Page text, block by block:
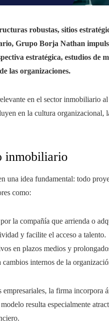
robustas, sitios
Grupo Borja Nathan
estratégica, estudios de
las organizaciones.
en el sector inmobiliario
en la cultura
inmobiliario
una idea fundamental: todo
como:
la compañía que arrienda o
y facilite el acceso a talento.
en plazos medios y
internos de la
la firma incorpora
resulta especialmente